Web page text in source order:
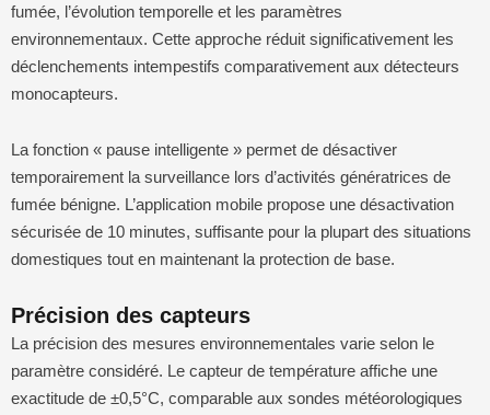
fumée, l’évolution temporelle et les paramètres
environnementaux. Cette approche réduit significativement les
déclenchements intempestifs comparativement aux détecteurs
monocapteurs.
La fonction « pause intelligente » permet de désactiver
temporairement la surveillance lors d’activités génératrices de
fumée bénigne. L’application mobile propose une désactivation
sécurisée de 10 minutes, suffisante pour la plupart des situations
domestiques tout en maintenant la protection de base.
Précision des capteurs
La précision des mesures environnementales varie selon le
paramètre considéré. Le capteur de température affiche une
exactitude de ±0,5°C, comparable aux sondes météorologiques